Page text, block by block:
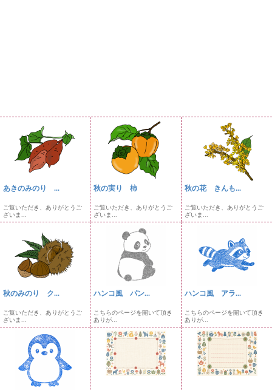
あきのみのり ...
ご覧いただき、ありがとうご
ざいま...
秋の実り 柿
ご覧いただき、ありがとうご
ざいま...
秋の花 きんも...
ご覧いただき、ありがとうご
ざいま...
秋のみのり ク...
ご覧いただき、ありがとうご
ざいま...
ハンコ風 パン...
こちらのページを開いて頂き
ありが...
ハンコ風 アラ...
こちらのページを開いて頂き
ありが...